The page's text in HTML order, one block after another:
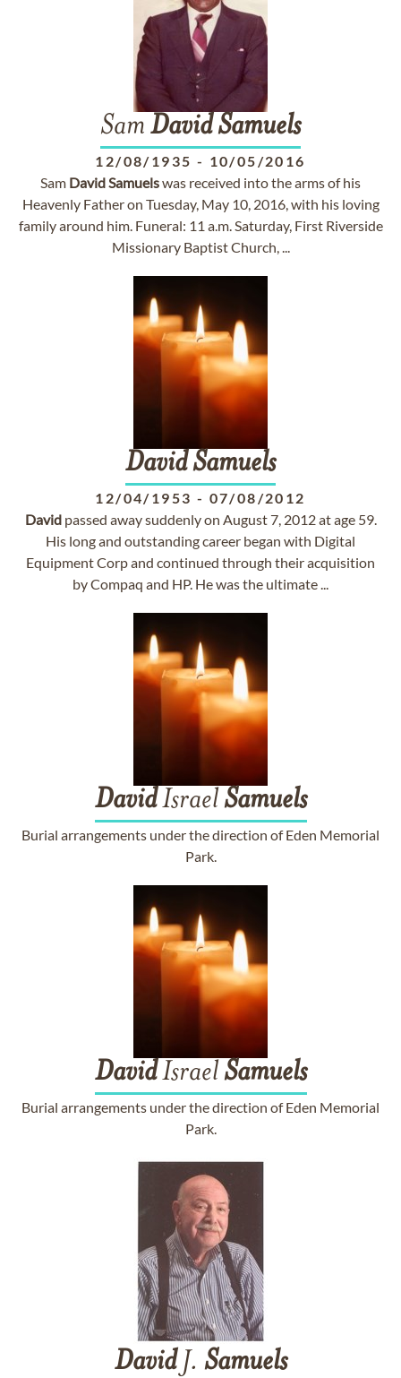
Sam DavidSamuels
12/08/1935 - 10/05/2016
Sam DavidSamuelswas received into the arms of his
Heavenly Father on Tuesday, May 10, 2016, with his loving
family around him. Funeral: 11 a.m. Saturday, First Riverside
Missionary Baptist Church, ...
DavidSamuels
12/04/1953 - 07/08/2012
Davidpassed away suddenly on August 7, 2012 at age 59.
His long and outstanding career began with Digital
Equipment Corp and continued through their acquisition
by Compaq and HP. He was the ultimate ...
DavidIsraelSamuels
Burial arrangements under the direction of Eden Memorial
Park.
DavidIsraelSamuels
Burial arrangements under the direction of Eden Memorial
Park.
DavidJ. Samuels